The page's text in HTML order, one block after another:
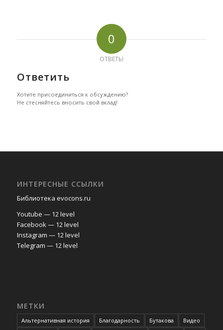
0
ОТВЕТЫ
Ответить
Хотите присоединиться к обсуждению?
Не стесняйтесь вносить свой вклад!
ИНТЕРЕСНЫЕ ССЫЛКИ
Библиотека evocons.ru
Youtube — 12 level
Facebook — 12 level
Instagram — 12 level
Telegram — 12 level
МЕТКИ
Альтернативная история Благодарность Бутакова Видео